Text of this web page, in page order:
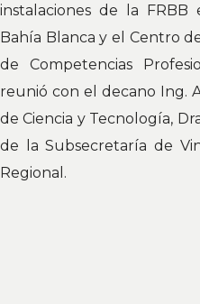
instalaciones de la
Bahía Blanca y el Centro
de Competencias
reunió con el decano Ing.
de Ciencia y Tecnología,
de la Subsecretaría de
Regional.